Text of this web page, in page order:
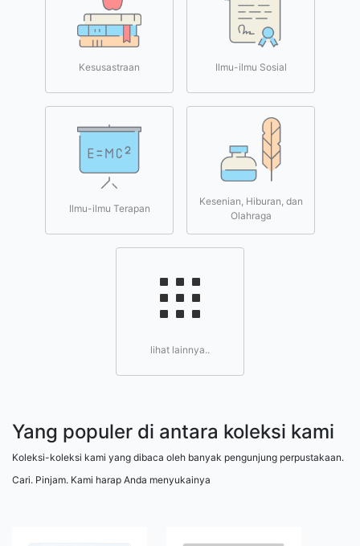
Kesusastraan Ilmu-ilmu Sosial
Ilmu-ilmu Terapan
Kesenian, Hiburan, dan
Olahraga
lihat lainnya..
Yang populer di antara koleksi kami
Koleksi-koleksi kami yang dibaca oleh banyak pengunjung perpustakaan.
Cari. Pinjam. Kami harap Anda menyukainya